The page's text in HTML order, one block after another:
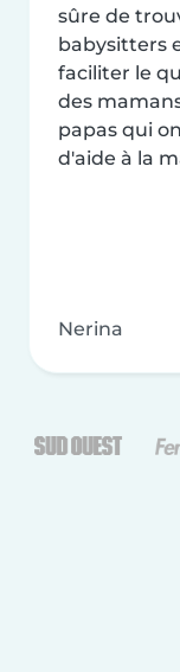
sûre de
babysitters
faciliter le
des
papas qui
d'aide à la
Nerina